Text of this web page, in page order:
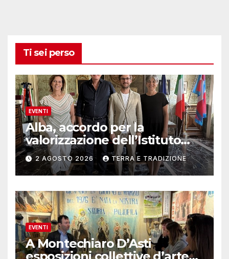
Ti sei perso
EVENTI
Alba, accordo per la
valorizzazione dell’Istituto
musicale Rocca
2 AGOSTO 2026 TERRA E TRADIZIONE
EVENTI
A Montechiaro D’Asti